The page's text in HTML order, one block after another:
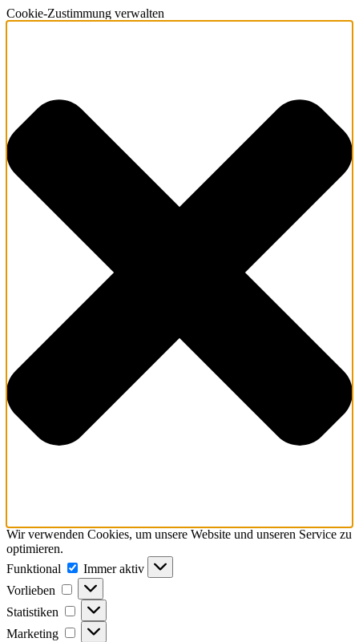
Cookie-Zustimmung verwalten
Wir verwenden Cookies, um unsere Website und unseren Service zu
optimieren.
Funktional
Funktional
Immer aktiv
Vorlieben
Vorlieben
Statistiken Statistiken
Marketing Marketing